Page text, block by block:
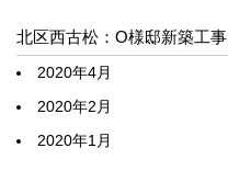
北区西古松：O様邸新築工事
2020年4月
2020年2月
2020年1月